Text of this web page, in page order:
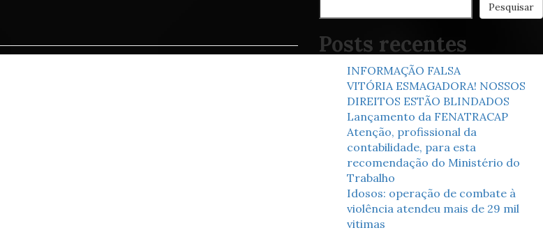
Pesquisar
Posts recentes
INFORMAÇÃO FALSA
VITÓRIA ESMAGADORA! NOSSOS
DIREITOS ESTÃO BLINDADOS
Lançamento da FENATRACAP
Atenção, profissional da
contabilidade, para esta
recomendação do Ministério do
Trabalho
Idosos: operação de combate à
violência atendeu mais de 29 mil
vitimas